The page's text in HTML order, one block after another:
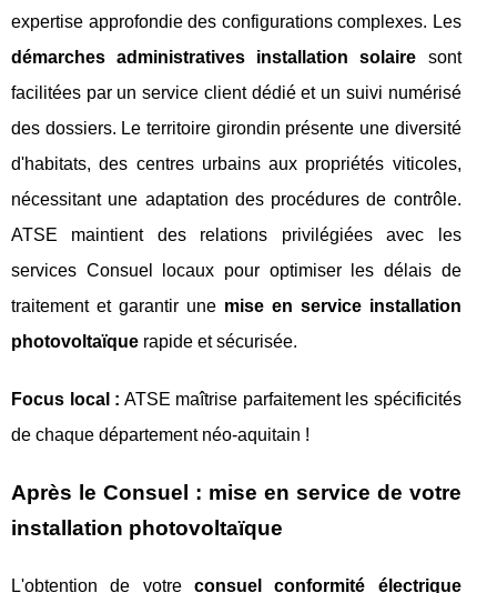
expertise approfondie des configurations complexes. Les
démarches administratives installation solaire sont
facilitées par un service client dédié et un suivi numérisé
des dossiers. Le territoire girondin présente une diversité
d'habitats, des centres urbains aux propriétés viticoles,
nécessitant une adaptation des procédures de contrôle.
ATSE maintient des relations privilégiées avec les
services Consuel locaux pour optimiser les délais de
traitement et garantir une mise en service installation
photovoltaïque rapide et sécurisée.
Focus local : ATSE maîtrise parfaitement les spécificités
de chaque département néo-aquitain !
Après le Consuel : mise en service de votre
installation photovoltaïque
L'obtention de votre consuel conformité électrique